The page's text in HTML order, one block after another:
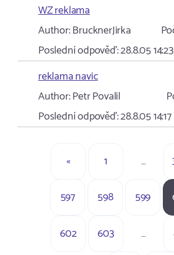
WZ reklama
Author:BrucknerJirka
Poslední odpověď:28.8.05 14:23
reklama navic
Author:Petr Povalil
Poslední odpověď:28.8.05 14:17
« 1 …
597 598 599
602 603 …